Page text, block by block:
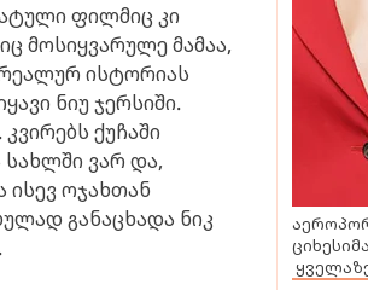
ფილმიც კი
მოსიყვარულე მამაა,
ისტორიას
ნიუ ჯერსიში.
ქუჩაში
ვარ და,
ისევ ოჯახთან
განაცხადა ნიკ